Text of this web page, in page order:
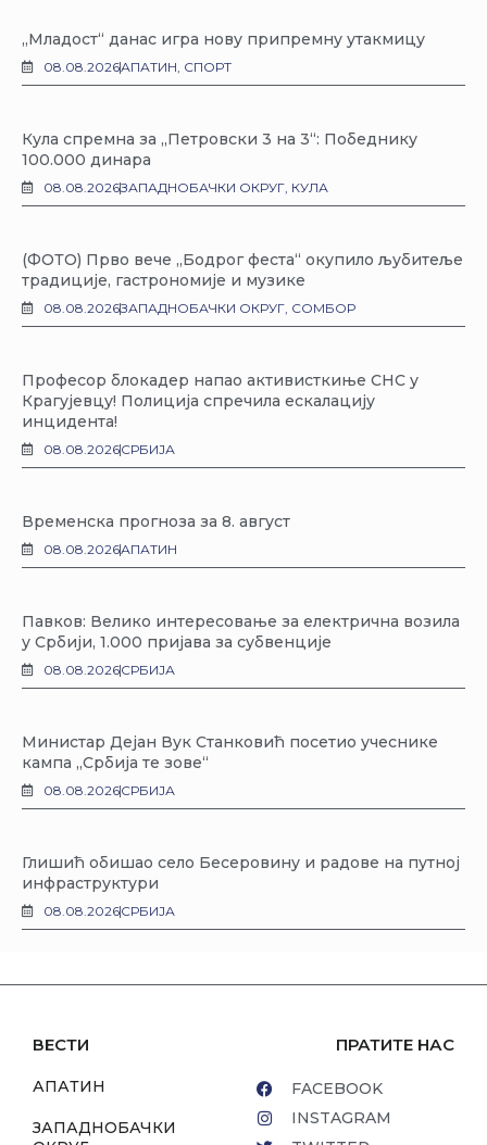
„Младост“ данас игра нову припремну утакмицу
08.08.2026АПАТИН, СПОРТ
Кула спремна за „Петровски 3 на 3“: Победнику
100.000 динара
08.08.2026ЗАПАДНОБАЧКИ ОКРУГ, КУЛА
(ФОТО) Прво вече „Бодрог феста“ окупило љубитеље
традиције, гастрономије и музике
08.08.2026ЗАПАДНОБАЧКИ ОКРУГ, СОМБОР
Професор блокадер напао активисткиње СНС у
Крагујевцу! Полиција спречила ескалацију
инцидента!
08.08.2026СРБИЈА
Временска прогноза за 8. август
08.08.2026АПАТИН
Павков: Велико интересовање за електрична возила
у Србији, 1.000 пријава за субвенције
08.08.2026СРБИЈА
Министар Дејан Вук Станковић посетио учеснике
кампа „Србија те зове“
08.08.2026СРБИЈА
Глишић обишао село Бесеровину и радове на путној
инфраструктури
08.08.2026СРБИЈА
ВЕСТИ
АПАТИН
ЗАПАДНОБАЧКИ
ПРАТИТЕ НАС
FACEBOOK
INSTAGRAM